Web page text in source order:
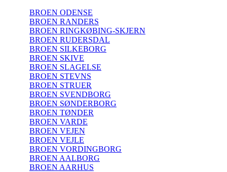
BROEN ODENSE
BROEN RANDERS
BROEN RINGKØBING-SKJERN
BROEN RUDERSDAL
BROEN SILKEBORG
BROEN SKIVE
BROEN SLAGELSE
BROEN STEVNS
BROEN STRUER
BROEN SVENDBORG
BROEN SØNDERBORG
BROEN TØNDER
BROEN VARDE
BROEN VEJEN
BROEN VEJLE
BROEN VORDINGBORG
BROEN AALBORG
BROEN AARHUS